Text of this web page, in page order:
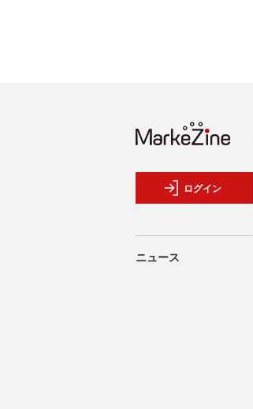
ログイン
ニュース